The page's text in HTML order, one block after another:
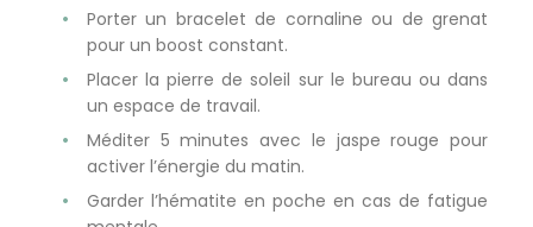
Porter un bracelet de cornaline ou de grenat
pour un boost constant.
Placer la pierre de soleil sur le bureau ou dans
un espace de travail.
Méditer 5 minutes avec le jaspe rouge pour
activer l’énergie du matin.
Garder l’hématite en poche en cas de fatigue